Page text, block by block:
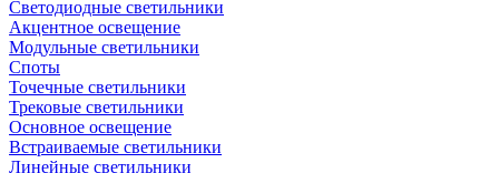
Светодиодные светильники
Акцентное освещение
Модульные светильники
Споты
Точечные светильники
Трековые светильники
Основное освещение
Встраиваемые светильники
Линейные светильники